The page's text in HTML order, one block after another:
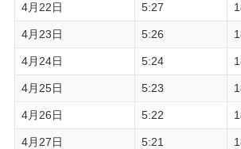
4月22日 5:27
4月23日 5:26
4月24日 5:24
4月25日 5:23
4月26日 5:22
4月27日 5:21